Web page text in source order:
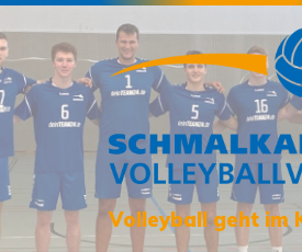
Volleyball geht im